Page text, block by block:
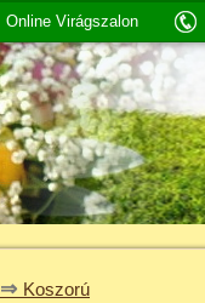
Online Virágszalon
⇒ Koszorú